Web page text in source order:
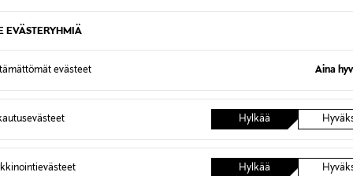
EVÄSTERYHMIÄ
evästeet Aina
Hylkää
Hylkää
Summer Ears -lippalakki
ALE
Bunny-
29,90 €